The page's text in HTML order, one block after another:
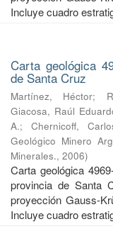
Incluye cuadro
Carta geológica
de Santa Cruz
Martínez, Héctor;
Giacosa, Raúl
A.; Chernicoff,
Geológico Minero
Minerales., 2006)
Carta geológica
provincia de Santa
proyección Gauss-
Incluye cuadro